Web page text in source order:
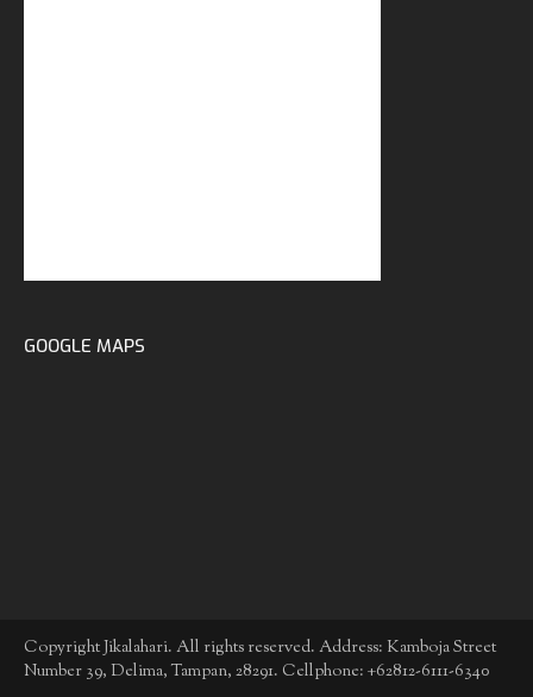
GOOGLE MAPS
Copyright Jikalahari. All rights reserved. Address: Kamboja Street
Number 39, Delima, Tampan, 28291. Cellphone: +62812-6111-6340